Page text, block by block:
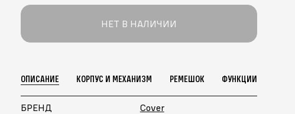
НЕТ В НАЛИЧИИ
ОПИСАНИЕ КОРПУС И МЕХАНИЗМ РЕМЕШОК ФУНКЦИИ
БРЕНД Cover